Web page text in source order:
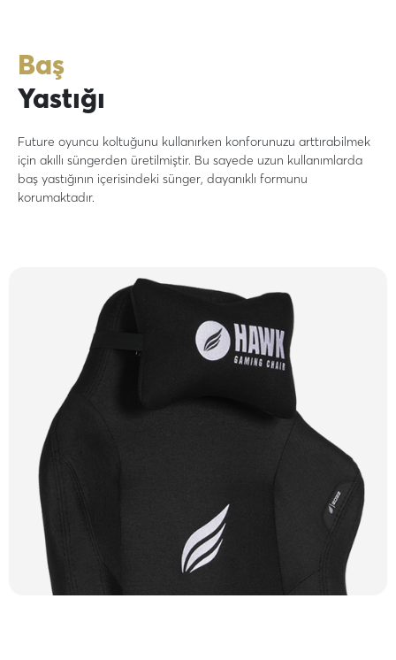
Baş
Yastığı
Future oyuncu koltuğunu kullanırken konforunuzu arttırabilmek
için akıllı süngerden üretilmiştir. Bu sayede uzun kullanımlarda
baş yastığının içerisindeki sünger, dayanıklı formunu
korumaktadır.